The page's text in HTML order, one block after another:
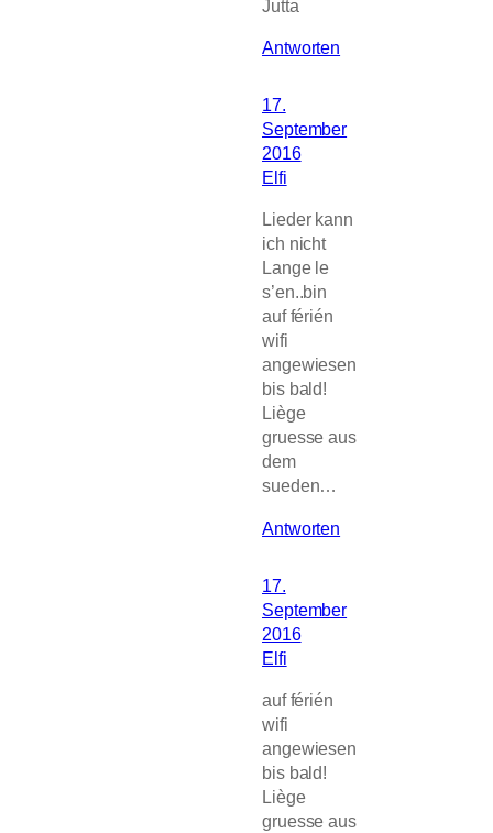
Jutta
Antworten
17.
September
2016
Elfi
Lieder kann
ich nicht
Lange le
s’en..bin
auf férién
wifi
angewiesen
bis bald!
Liège
gruesse aus
dem
sueden…
Antworten
17.
September
2016
Elfi
auf férién
wifi
angewiesen
bis bald!
Liège
gruesse aus